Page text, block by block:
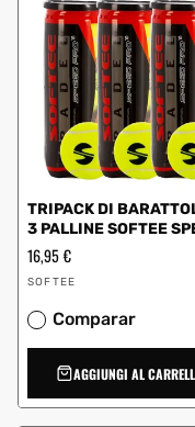
TRIPACK DI
3 PALLINE SOFTEE
PRO
Prezzo
regolare
16,95 €
Fornitore:
SOFTEE
Comparar
AGGIUNGI AL